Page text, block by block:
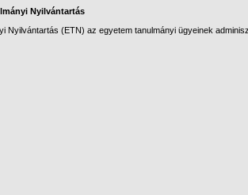
Nyilvántartás
Nyilvántartás (ETN) az egyetem tanulmányi ügyeinek